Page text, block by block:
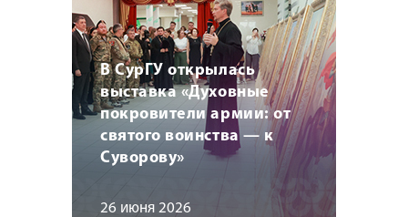
В СурГУ открылась
выставка «Духовные
покровители армии: от
святого воинства — к
Суворову»
26 июня 2026